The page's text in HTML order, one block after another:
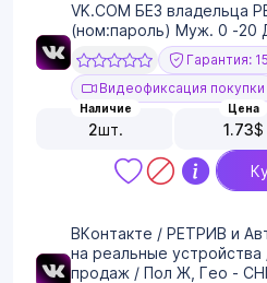
VK.COM БЕЗ владельца
(ном:пароль) Муж. 0 -20
Гарантия:
Видеофиксация покупки
Наличие
2шт.
Цена
1.73$
ВКонтакте / РЕТРИВ и
на реальные
продаж / Пол Ж, Гео -